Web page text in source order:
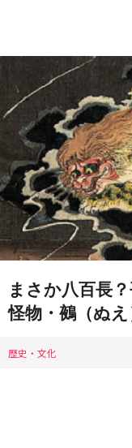
まさか八百長
怪物・鵺（ぬ
歴史・文化